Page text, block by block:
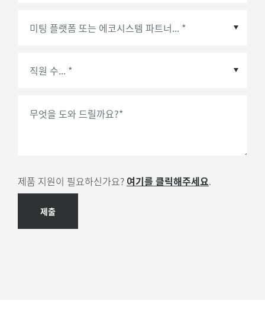
미팅 플랫폼 또는 에코시스템 파트너
무엇을 도와 드릴까요?*
제품 지원이 필요하신가요? 여기를 클릭해주세요.
제출